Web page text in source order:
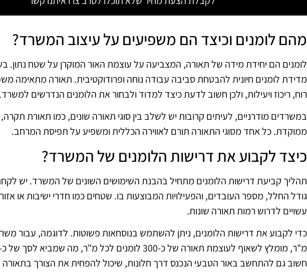
מהם לומנים וכיצד הם משפיעים על עיצוב המשרד?
לומנים הם יחידת מידה של תאורה, המצביעה על עוצמת האור המוקרן על שטח נתון.
מדידת לומנים חיונית להבטחת סביבה עבודה נוחה ופרודוקטיבית. תאורה מתאימה
רוח, ריכוז ויעילות, ולכן חשוב לדעת כיצד למדוד ולבחור את הלומנים הנדרשים למשרד.
במשרדים מודרניים, לעיתים קרובות יש לשלב בין סוגי תאורה שונים, כמו תאורת
ממוקדת. כל אחד מסוגי התאורה תורם לאווירה הכללית ומשפיע על תפיסת המרחב.
כיצד לקבוע את דרישות הלומנים של המשרד?
תהליך קביעת דרישות הלומנים מתחיל בהבנת השימושים השונים של המשרד. יש
גודל החלל, מספר העובדים, והפעילויות המבוצעות בו. שטחים כמו חדרי ישיבות או
עשויים לדרוש רמות תאורה שונות.
חשוב גם להתחשב באור הטבעי הנכנס דרך חלונות, שיכול להפחית את הצורך